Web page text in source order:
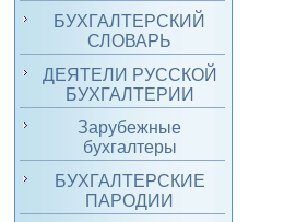
БУХГАЛТЕРСКИЙ
СЛОВАРЬ
ДЕЯТЕЛИ РУССКОЙ
БУХГАЛТЕРИИ
Зарубежные
бухгалтеры
БУХГАЛТЕРСКИЕ
ПАРОДИИ